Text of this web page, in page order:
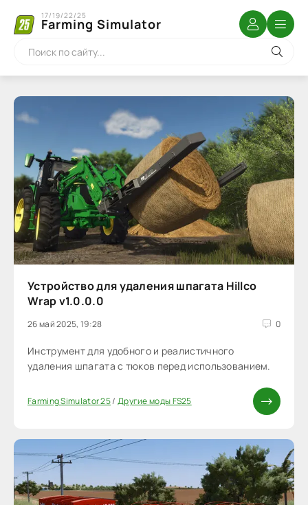
Farming Simulator
17/19/22/25
Устройство для удаления шпагата Hillco
Wrap v1.0.0.0
26 май 2025, 19:28 0
Инструмент для удобного и реалистичного
удаления шпагата с тюков перед использованием.
Farming Simulator 25/ Другие моды FS25